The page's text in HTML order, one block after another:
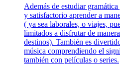
Además de estudiar
y satisfactorio aprender a
( ya sea laborales, o viajes,
limitados a disfrutar de
destinos). También es
música comprendiendo el
también con películas o series.